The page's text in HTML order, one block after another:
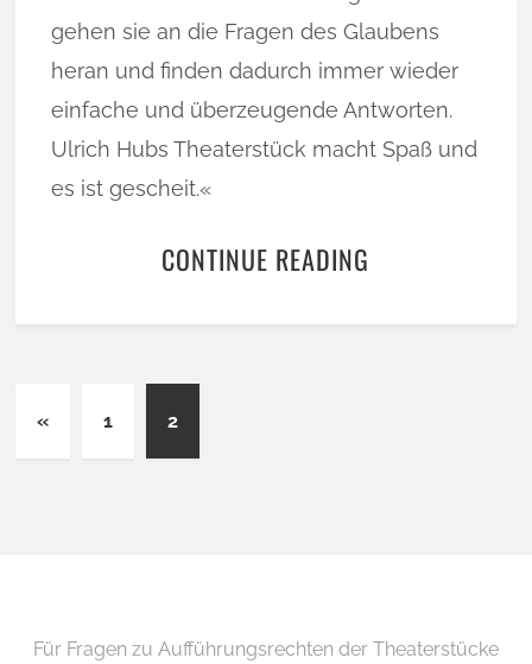
gehen sie an die Fragen des Glaubens
heran und finden dadurch immer wieder
einfache und überzeugende Antworten.
Ulrich Hubs Theaterstück macht Spaß und
es ist gescheit.«
CONTINUE READING
« 1 2
Für Fragen zu Aufführungsrechten der Theaterstücke